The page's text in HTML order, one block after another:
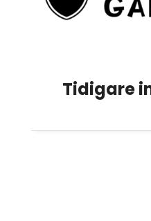
Tidigare